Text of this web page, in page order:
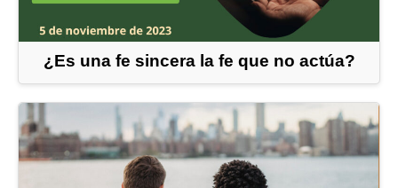
¿Es una fe sincera la fe que no actúa?